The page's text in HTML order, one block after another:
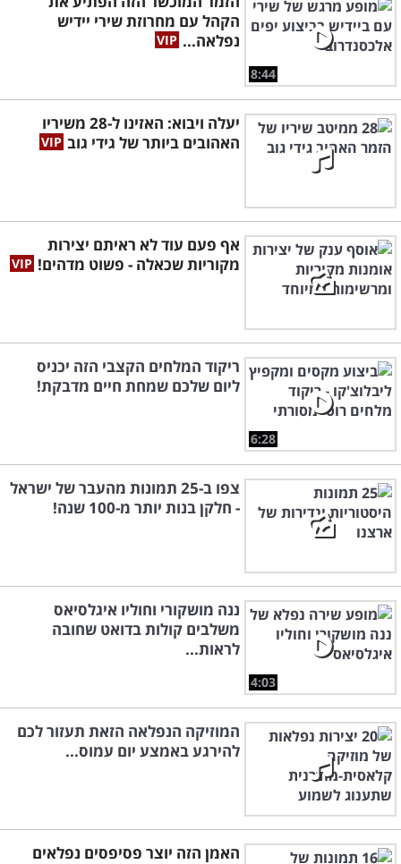
8:44
הקהל עם מחרוזת שירי יידיש
נפלאה...
יעלה ויבוא: האזינו ל-28 משיריו
האהובים ביותר של גידי גוב
אף פעם עוד לא ראיתם יצירות
מקוריות שכאלה - פשוט מדהים!
6:28
ריקוד המלחים הקצבי הזה יכניס
ליום שלכם שמחת חיים מדבקת!
צפו ב-25 תמונות מהעבר של ישראל
- חלקן בנות יותר מ-100 שנה!
4:03
ננה מושקורי וחוליו איגלסיאס
משלבים קולות בדואט שחובה
לראות...
המוזיקה הנפלאה הזאת תעזור לכם
להירגע באמצע יום עמוס...
האמן הזה יוצר פסיפסים נפלאים